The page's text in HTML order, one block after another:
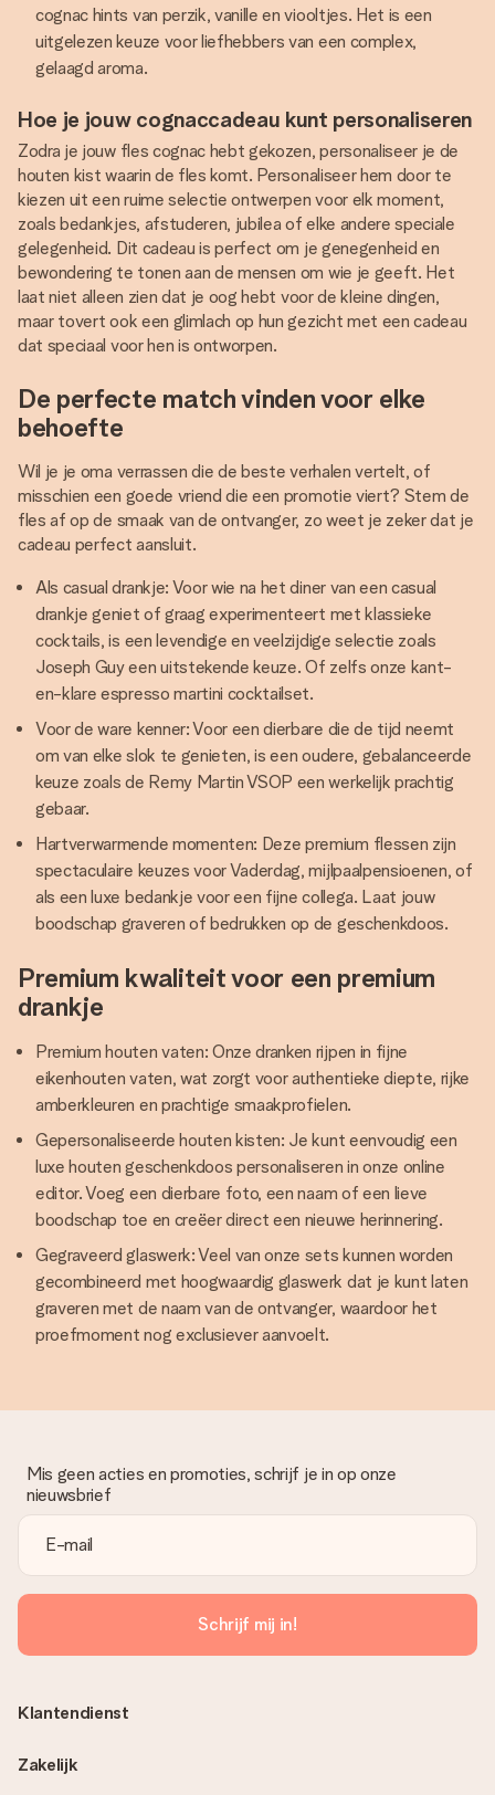
cognac hints van perzik, vanille en viooltjes. Het is een
uitgelezen keuze voor liefhebbers van een complex,
gelaagd aroma.
Hoe je jouw cognaccadeau kunt personaliseren
Zodra je jouw fles cognac hebt gekozen, personaliseer je de
houten kist waarin de fles komt. Personaliseer hem door te
kiezen uit een ruime selectie ontwerpen voor elk moment,
zoals bedankjes, afstuderen, jubilea of elke andere speciale
gelegenheid. Dit cadeau is perfect om je genegenheid en
bewondering te tonen aan de mensen om wie je geeft. Het
laat niet alleen zien dat je oog hebt voor de kleine dingen,
maar tovert ook een glimlach op hun gezicht met een cadeau
dat speciaal voor hen is ontworpen.
De perfecte match vinden voor elke
behoefte
Wil je je oma verrassen die de beste verhalen vertelt, of
misschien een goede vriend die een promotie viert? Stem de
fles af op de smaak van de ontvanger, zo weet je zeker dat je
cadeau perfect aansluit.
Als casual drankje: Voor wie na het diner van een casual
drankje geniet of graag experimenteert met klassieke
cocktails, is een levendige en veelzijdige selectie zoals
Joseph Guy een uitstekende keuze. Of zelfs onze kant-
en-klare espresso martini cocktailset.
Voor de ware kenner: Voor een dierbare die de tijd neemt
om van elke slok te genieten, is een oudere, gebalanceerde
keuze zoals de Remy Martin VSOP een werkelijk prachtig
gebaar.
Hartverwarmende momenten: Deze premium flessen zijn
spectaculaire keuzes voor Vaderdag, mijlpaalpensioenen, of
als een luxe bedankje voor een fijne collega. Laat jouw
boodschap graveren of bedrukken op de geschenkdoos.
Premium kwaliteit voor een premium
drankje
Premium houten vaten: Onze dranken rijpen in fijne
eikenhouten vaten, wat zorgt voor authentieke diepte, rijke
amberkleuren en prachtige smaakprofielen.
Gepersonaliseerde houten kisten: Je kunt eenvoudig een
luxe houten geschenkdoos personaliseren in onze online
editor. Voeg een dierbare foto, een naam of een lieve
boodschap toe en creëer direct een nieuwe herinnering.
Gegraveerd glaswerk: Veel van onze sets kunnen worden
gecombineerd met hoogwaardig glaswerk dat je kunt laten
graveren met de naam van de ontvanger, waardoor het
proefmoment nog exclusiever aanvoelt.
Mis geen acties en promoties, schrijf je in op onze
nieuwsbrief
Schrijf mij in!
Klantendienst
Zakelijk